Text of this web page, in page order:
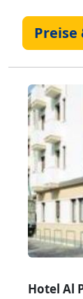
Zurück
Hotel Al